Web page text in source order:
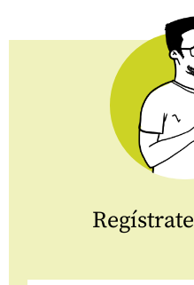
Regístrate